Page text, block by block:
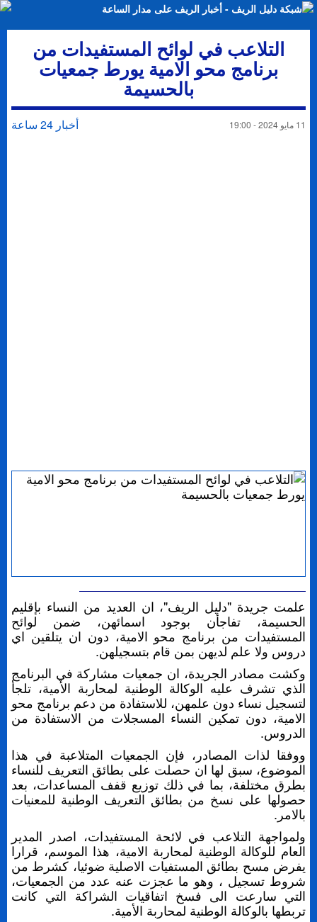
التلاعب في لوائح المستفيدات من
برنامج محو الامية يورط جمعيات
بالحسيمة
أخبار 24 ساعة 11 مايو 2024 - 19:00
علمت جريدة "دليل الريف"، ان العديد من النساء بإقليم
الحسيمة، تفاجأن بوجود اسمائهن، ضمن لوائح
المستفيدات من برنامج محو الامية، دون ان يتلقين اي
دروس ولا علم لديهن بمن قام بتسجيلهن.
وكشت مصادر الجريدة، ان جمعيات مشاركة في البرنامج
الذي تشرف عليه الوكالة الوطنية لمحاربة الأمية، تلجأ
لتسجيل نساء دون علمهن، للاستفادة من دعم برنامج محو
الامية، دون تمكين النساء المسجلات من الاستفادة من
الدروس.
ووفقا لذات المصادر، فإن الجمعيات المتلاعبة في هذا
الموضوع، سبق لها ان حصلت على بطائق التعريف للنساء
بطرق مختلفة، بما في ذلك توزيع قفف المساعدات، بعد
حصولها على نسخ من بطائق التعريف الوطنية للمعنيات
بالامر.
ولمواجهة التلاعب في لائحة المستفيدات، اصدر المدير
العام للوكالة الوطنية لمحاربة الامية، هذا الموسم، قرارا
يفرض مسح بطائق المستفيات الاصلية ضوئيا، كشرط من
شروط تسجيل ، وهو ما عجزت عنه عدد من الجمعيات،
التي سارعت الى فسخ اتفاقيات الشراكة التي كانت
تربطها بالوكالة الوطنية لمحاربة الأمية.